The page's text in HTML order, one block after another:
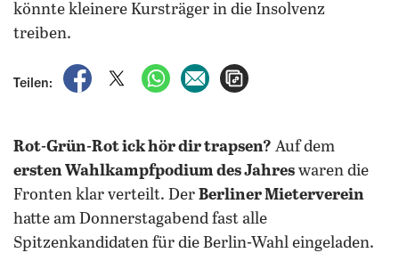
könnte kleinere Kursträger in die Insolvenz
treiben.
Teilen:
auf Facebook teilen
auf X teilenper WhatsApp teilen
per E-Mail teilen
Rot-Grün-Rot ick hör dir trapsen? Auf dem
ersten Wahlkampfpodium des Jahres waren die
Fronten klar verteilt. Der Berliner Mieterverein
hatte am Donnerstagabend fast alle
Spitzenkandidaten für die Berlin-Wahl eingeladen.